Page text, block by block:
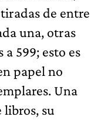
de entre
una, otras
a 599; esto es
papel no
Una
libros, su